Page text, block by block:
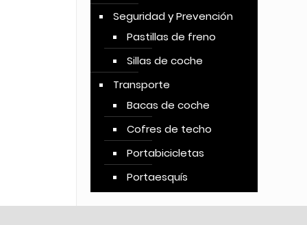
Seguridad y Prevención
Pastillas de freno
Sillas de coche
Transporte
Bacas de coche
Cofres de techo
Portabicicletas
Portaesquís